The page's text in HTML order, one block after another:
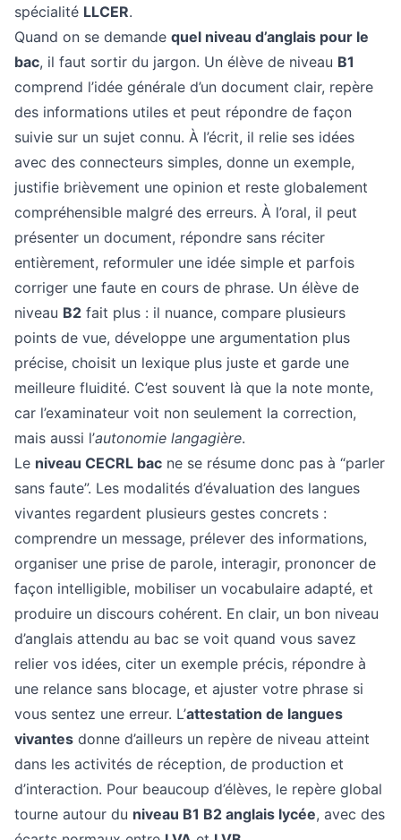
spécialité LLCER.
Quand on se demande quel niveau d’anglais pour le
bac, il faut sortir du jargon. Un élève de niveau B1
comprend l’idée générale d’un document clair, repère
des informations utiles et peut répondre de façon
suivie sur un sujet connu. À l’écrit, il relie ses idées
avec des connecteurs simples, donne un exemple,
justifie brièvement une opinion et reste globalement
compréhensible malgré des erreurs. À l’oral, il peut
présenter un document, répondre sans réciter
entièrement, reformuler une idée simple et parfois
corriger une faute en cours de phrase. Un élève de
niveau B2 fait plus : il nuance, compare plusieurs
points de vue, développe une argumentation plus
précise, choisit un lexique plus juste et garde une
meilleure fluidité. C’est souvent là que la note monte,
car l’examinateur voit non seulement la correction,
mais aussi l’autonomie langagière.
Le niveau CECRL bac ne se résume donc pas à “parler
sans faute”. Les modalités d’évaluation des langues
vivantes regardent plusieurs gestes concrets :
comprendre un message, prélever des informations,
organiser une prise de parole, interagir, prononcer de
façon intelligible, mobiliser un vocabulaire adapté, et
produire un discours cohérent. En clair, un bon niveau
d’anglais attendu au bac se voit quand vous savez
relier vos idées, citer un exemple précis, répondre à
une relance sans blocage, et ajuster votre phrase si
vous sentez une erreur. L’attestation de langues
vivantes donne d’ailleurs un repère de niveau atteint
dans les activités de réception, de production et
d’interaction. Pour beaucoup d’élèves, le repère global
tourne autour du niveau B1 B2 anglais lycée, avec des